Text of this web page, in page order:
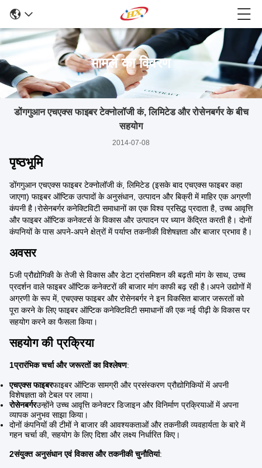
मामले का विवरण
डोंगगुआन एचएक्स फाइबर टेक्नोलॉजी कं, लिमिटेड और रोसेनबर्गर के बीच
सहयोग
2014-07-08
पृष्ठभूमि
डोंगगुआन एचएक्स फाइबर टेक्नोलॉजी कं, लिमिटेड (इसके बाद एचएक्स फाइबर कहा
जाएगा) फाइबर ऑप्टिक उत्पादों के अनुसंधान, उत्पादन और बिक्री में माहिर एक अग्रणी
कंपनी है।रोसेनबर्गर कनेक्टिविटी समाधानों का एक विश्व प्रसिद्ध प्रदाता है, उच्च आवृत्ति
और फाइबर ऑप्टिक कनेक्टर्स के विकास और उत्पादन पर ध्यान केंद्रित करती है। दोनों
कंपनियों के पास अपने-अपने क्षेत्रों में पर्याप्त तकनीकी विशेषज्ञता और बाजार प्रभाव है।
अवसर
5जी प्रौद्योगिकी के तेजी से विकास और डेटा ट्रांसमिशन की बढ़ती मांग के साथ, उच्च
प्रदर्शन वाले फाइबर ऑप्टिक कनेक्टरों की बाजार मांग काफी बढ़ रही है।अपने उद्योगों में
अग्रणी के रूप में, एचएक्स फाइबर और रोसेनबर्गर ने इन विकसित बाजार जरूरतों को
पूरा करने के लिए फाइबर ऑप्टिक कनेक्टिविटी समाधानों की एक नई पीढ़ी के विकास पर
सहयोग करने का फैसला किया।
सहयोग की प्रक्रिया
1प्रारंभिक चर्चा और जरूरतों का विश्लेषण:
एचएक्स फाइबरफाइबर ऑप्टिक सामग्री और प्रसंस्करण प्रौद्योगिकियों में अपनी
विशेषज्ञता को टेबल पर लाया।
रोसेनबर्गरउन्होंने उच्च आवृत्ति कनेक्टर डिजाइन और विनिर्माण प्रक्रियाओं में अपना
व्यापक अनुभव साझा किया।
दोनों कंपनियों की टीमों ने बाजार की आवश्यकताओं और तकनीकी व्यवहार्यता के बारे में
गहन चर्चा की, सहयोग के लिए दिशा और लक्ष्य निर्धारित किए।
2संयुक्त अनुसंधान एवं विकास और तकनीकी चुनौतियां: